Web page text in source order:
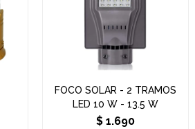
FOCO SOLAR - 2 TRAMOS
LED 10 W - 13.5 W
$ 1.690